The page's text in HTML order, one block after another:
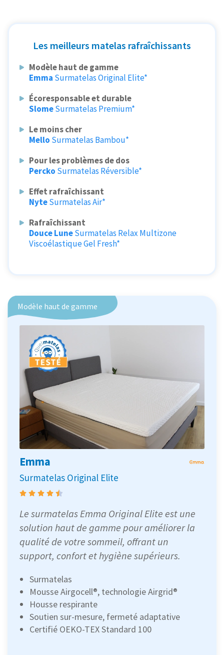
Les meilleurs matelas rafraîchissants
Modèle haut de gamme
Emma Surmatelas Original Elite*
Écoresponsable et durable
SlomeSurmatelas Premium*
Le moins cher
Mello Surmatelas Bambou*
Pour les problèmes de dos
Percko Surmatelas Réversible*
Effet rafraîchissant
NyteSurmatelas Air*
Rafraîchissant
Douce LuneSurmatelas Relax Multizone
Viscoélastique Gel Fresh*
Modèle haut de gamme
Emma
Surmatelas Original Elite
Le surmatelas Emma Original Elite est une
solution haut de gamme pour améliorer la
qualité de votre sommeil, offrant un
support, confort et hygiène supérieurs.
Surmatelas
Mousse Airgocell®, technologie Airgrid®
Housse respirante
Soutien sur-mesure, fermeté adaptative
Certifié OEKO-TEX Standard 100